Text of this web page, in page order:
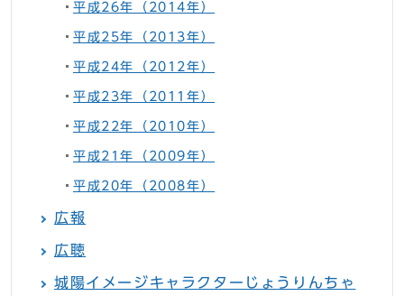
平成26年（2014年）
平成25年（2013年）
平成24年（2012年）
平成23年（2011年）
平成22年（2010年）
平成21年（2009年）
平成20年（2008年）
広報
広聴
城陽イメージキャラクターじょうりんちゃ